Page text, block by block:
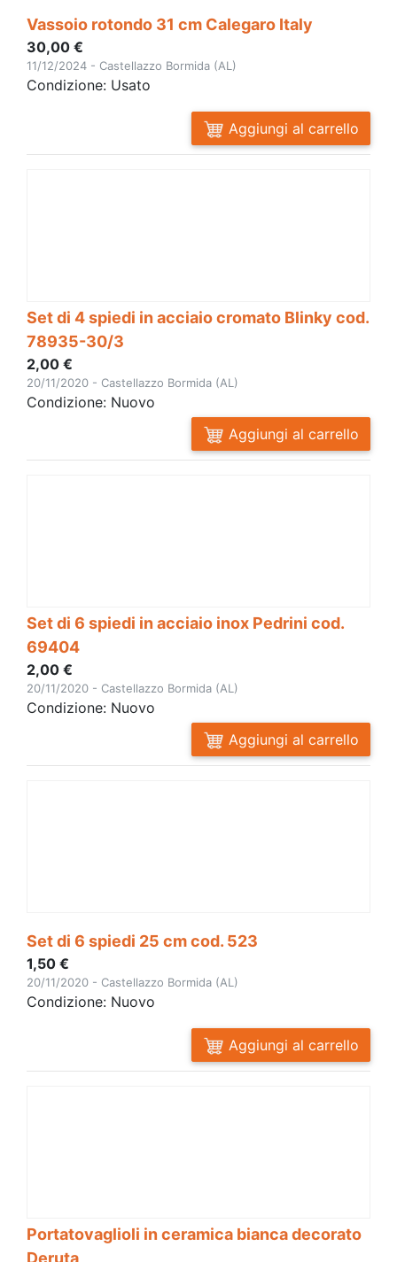
Vassoio rotondo 31 cm Calegaro Italy
30,00 €
11/12/2024 - Castellazzo Bormida (AL)
Condizione: Usato
Aggiungi al carrello
Set di 4 spiedi in acciaio cromato Blinky cod.
78935-30/3
2,00 €
20/11/2020 - Castellazzo Bormida (AL)
Condizione: Nuovo
Aggiungi al carrello
Set di 6 spiedi in acciaio inox Pedrini cod.
69404
2,00 €
20/11/2020 - Castellazzo Bormida (AL)
Condizione: Nuovo
Aggiungi al carrello
Set di 6 spiedi 25 cm cod. 523
1,50 €
20/11/2020 - Castellazzo Bormida (AL)
Condizione: Nuovo
Aggiungi al carrello
Portatovaglioli in ceramica bianca decorato
Deruta